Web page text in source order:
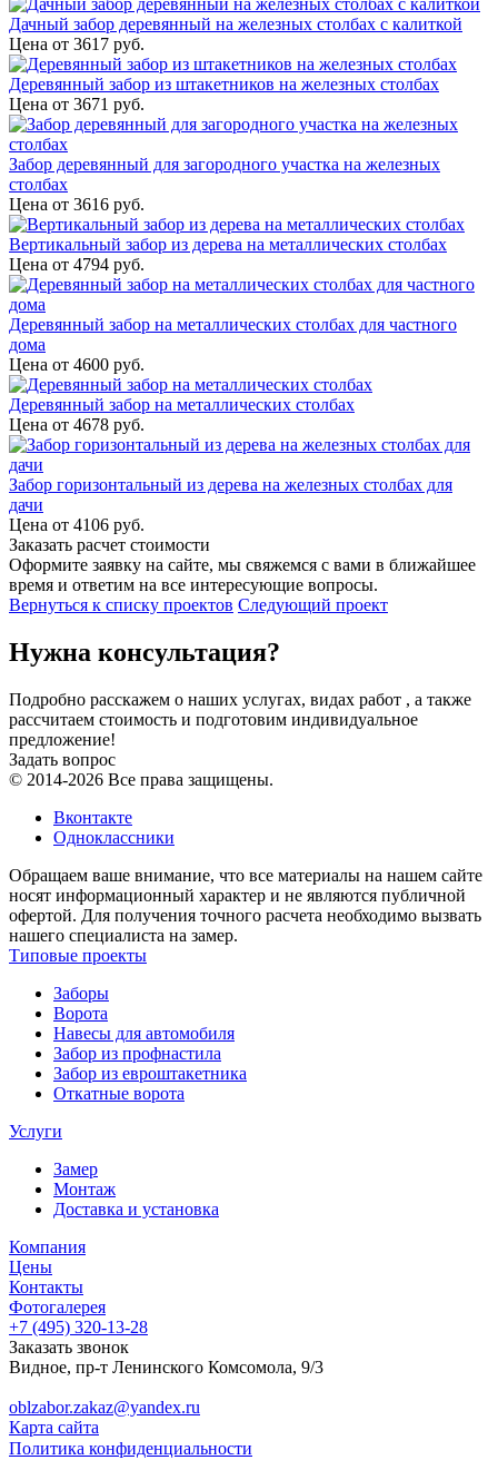
Дачный забор деревянный на железных столбах с калиткой
Цена от 3617 руб.
Деревянный забор из штакетников на железных столбах
Цена от 3671 руб.
Забор деревянный для загородного участка на железных
столбах
Цена от 3616 руб.
Вертикальный забор из дерева на металлических столбах
Цена от 4794 руб.
Деревянный забор на металлических столбах для частного
дома
Цена от 4600 руб.
Деревянный забор на металлических столбах
Цена от 4678 руб.
Забор горизонтальный из дерева на железных столбах для
дачи
Цена от 4106 руб.
Заказать расчет стоимости
Оформите заявку на сайте, мы свяжемся с вами в ближайшее
время и ответим на все интересующие вопросы.
Вернуться к списку проектов Следующий проект
Нужна консультация?
Подробно расскажем о наших услугах, видах работ , а также
рассчитаем стоимость и подготовим индивидуальное
предложение!
Задать вопрос
© 2014-2026 Все права защищены.
Вконтакте
Одноклассники
Обращаем ваше внимание, что все материалы на нашем сайте
носят информационный характер и не являются публичной
офертой. Для получения точного расчета необходимо вызвать
нашего специалиста на замер.
Типовые проекты
Заборы
Ворота
Навесы для автомобиля
Забор из профнастила
Забор из евроштакетника
Откатные ворота
Услуги
Замер
Монтаж
Доставка и установка
Компания
Цены
Контакты
Фотогалерея
+7 (495) 320-13-28
Заказать звонок
Видное, пр-т Ленинского Комсомола, 9/3
oblzabor.zakaz@yandex.ru
Карта сайта
Политика конфиденциальности